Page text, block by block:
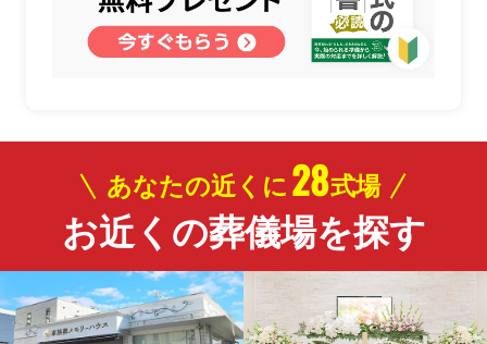
あなたの近くに 28式場
お近くの葬儀場を探す